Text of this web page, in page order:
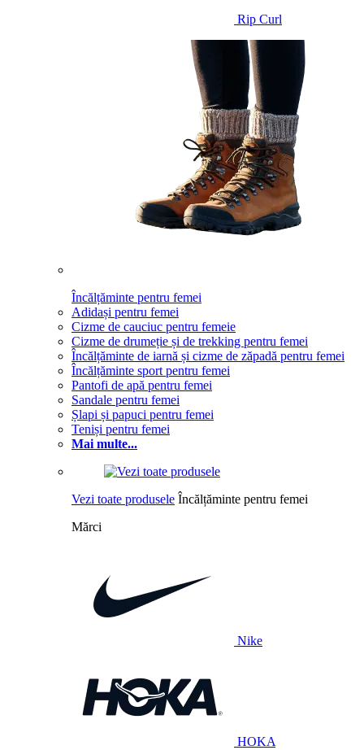
Rip Curl
Încălțăminte pentru femei
Adidași pentru femei
Cizme de cauciuc pentru femeie
Cizme de drumeție și de trekking pentru femei
Încălțăminte de iarnă și cizme de zăpadă pentru femei
Încălțăminte sport pentru femei
Pantofi de apă pentru femei
Sandale pentru femei
Șlapi și papuci pentru femei
Teniși pentru femei
Mai multe...
Vezi toate produsele Încălțăminte pentru femei
Mărci
Nike
HOKA